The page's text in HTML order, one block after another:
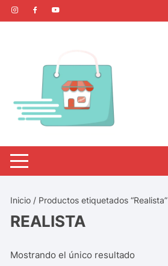
Inicio / Productos etiquetados “Realista”
REALISTA
Mostrando el único resultado